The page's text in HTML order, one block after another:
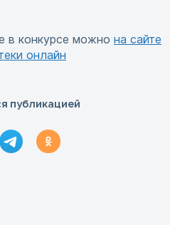
в конкурсе можно на сайте
онлайн
публикацией